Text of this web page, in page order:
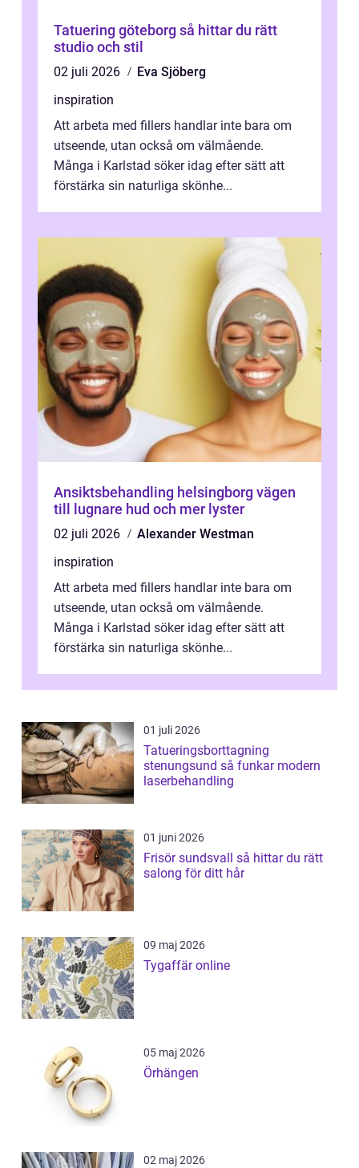
Tatuering göteborg så hittar du rätt
studio och stil
02 juli 2026
Eva Sjöberg
inspiration
Att arbeta med fillers handlar inte bara om
utseende, utan också om välmående.
Många i Karlstad söker idag efter sätt att
förstärka sin naturliga skönhe...
Ansiktsbehandling helsingborg vägen
till lugnare hud och mer lyster
02 juli 2026
Alexander Westman
inspiration
Att arbeta med fillers handlar inte bara om
utseende, utan också om välmående.
Många i Karlstad söker idag efter sätt att
förstärka sin naturliga skönhe...
01 juli 2026
Tatueringsborttagning
stenungsund så funkar modern
laserbehandling
01 juni 2026
Frisör sundsvall så hittar du rätt
salong för ditt hår
09 maj 2026
Tygaffär online
05 maj 2026
Örhängen
02 maj 2026